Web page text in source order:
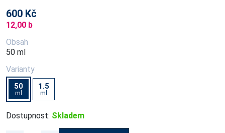
600 Kč
12,00 b
Obsah
50 ml
Varianty
50
ml
1.5
ml
Dostupnost: Skladem